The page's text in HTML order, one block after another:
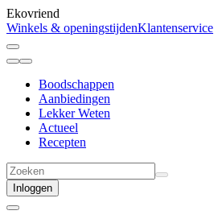
Ekovriend
Winkels & openingstijdenKlantenservice
Boodschappen
Aanbiedingen
Lekker Weten
Actueel
Recepten
Inloggen